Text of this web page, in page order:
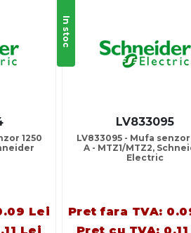
1250
Lei
In stoc
LV833095
LV833095 - Mufa senzor
A - MTZ1/MTZ2,
Electric
Pret fara TVA: